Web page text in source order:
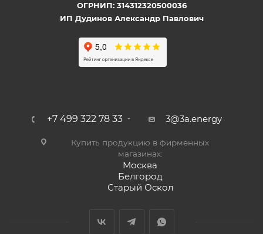
ОГРНИП: 314312320500036
ИП Дудинов Александр Павлович
+7 499 322 78 33 3@3a.energy
Купить продукцию в фирменных
магазинах:
Москва
Белгород
Старый Оскол